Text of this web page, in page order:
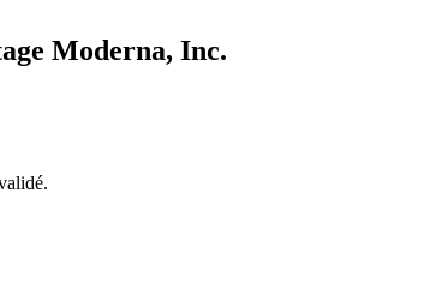
Moderna, Inc.